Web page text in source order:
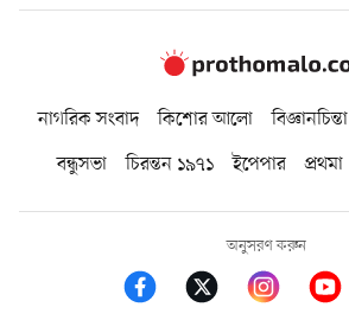
নাগরিক সংবাদ কিশোর আলো বিজ্ঞানচিন্তা
বন্ধুসভা
চিরন্তন ১৯৭১ ইপেপার প্রথমা
অনুসরণ করুন